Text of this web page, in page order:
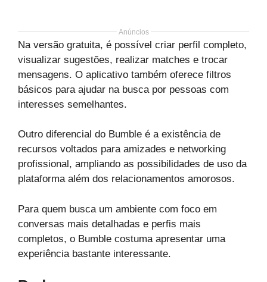
Anúncios
Na versão gratuita, é possível criar perfil completo,
visualizar sugestões, realizar matches e trocar
mensagens. O aplicativo também oferece filtros
básicos para ajudar na busca por pessoas com
interesses semelhantes.
Outro diferencial do Bumble é a existência de
recursos voltados para amizades e networking
profissional, ampliando as possibilidades de uso da
plataforma além dos relacionamentos amorosos.
Para quem busca um ambiente com foco em
conversas mais detalhadas e perfis mais
completos, o Bumble costuma apresentar uma
experiência bastante interessante.